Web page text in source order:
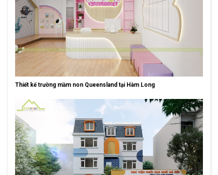
Thiết kế trường mầm non Queensland tại Hàm Long